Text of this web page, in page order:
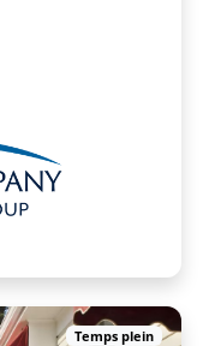
Temps plein